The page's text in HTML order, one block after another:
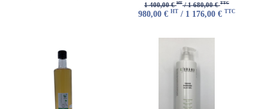
1 400,00 €HT/ 1 680,00 €TTC
980,00 € HT / 1 176,00 € TTC